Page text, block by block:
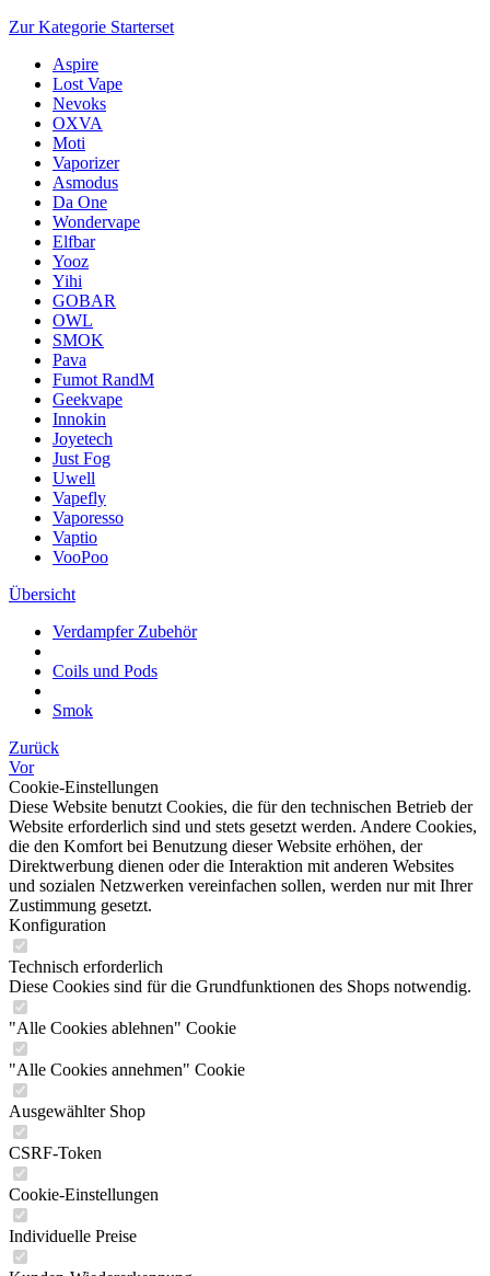
Zur Kategorie Starterset
Aspire
Lost Vape
Nevoks
OXVA
Moti
Vaporizer
Asmodus
Da One
Wondervape
Elfbar
Yooz
Yihi
GOBAR
OWL
SMOK
Pava
Fumot RandM
Geekvape
Innokin
Joyetech
Just Fog
Uwell
Vapefly
Vaporesso
Vaptio
VooPoo
Übersicht
Verdampfer Zubehör
Coils und Pods
Smok
Zurück
Vor
Cookie-Einstellungen
Diese Website benutzt Cookies, die für den technischen Betrieb der
Website erforderlich sind und stets gesetzt werden. Andere Cookies,
die den Komfort bei Benutzung dieser Website erhöhen, der
Direktwerbung dienen oder die Interaktion mit anderen Websites
und sozialen Netzwerken vereinfachen sollen, werden nur mit Ihrer
Zustimmung gesetzt.
Konfiguration
Technisch erforderlich
Diese Cookies sind für die Grundfunktionen des Shops notwendig.
"Alle Cookies ablehnen" Cookie
"Alle Cookies annehmen" Cookie
Ausgewählter Shop
CSRF-Token
Cookie-Einstellungen
Individuelle Preise